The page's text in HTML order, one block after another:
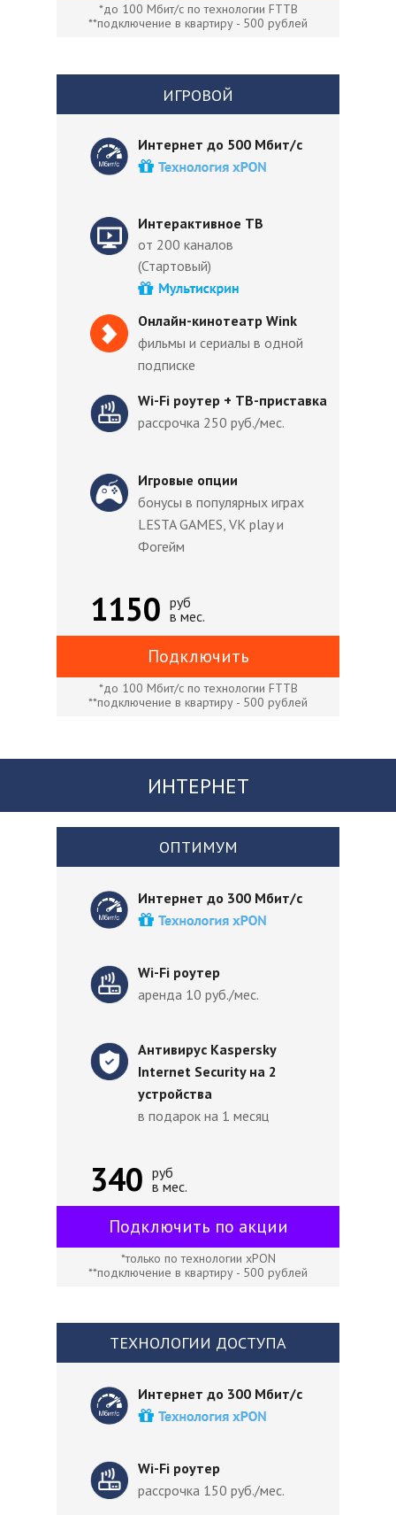
руб
в мес.
Интернет до 300 Мбит/с
Wi-Fi роутер
аренда 10 руб./мес.
Интернет до 300 Мбит/с
*до 100 Мбит/с по технологии FTTB
**подключение в квартиру - 500 рублей
Игровые опции
бонусы в популярных играх
LESTA GAMES, VK play и
Фогейм
*только по технологии xPON
**подключение в квартиру - 500 рублей
ОПТИМУМ
340
Антивирус Kaspersky
Internet Security на 2
устройства
в подарок на 1 месяц
ИГРОВОЙ
Wi-Fi роутер + ТВ-приставка
рассрочка 250 руб./мес.
Подключить
*до 100 Мбит/с по технологии FTTB
**подключение в квартиру - 500 рублей
ИНТЕРНЕТ
ТЕХНОЛОГИИ ДОСТУПА
Wi-Fi роутер
рассрочка 150 руб./мес.
руб
в мес.
1150
Интерактивное ТВ
от 200 каналов
(Стартовый)
Интернет до 500 Мбит/с
Онлайн-кинотеатр Wink
фильмы и сериалы в одной
подписке
Подключить по акции